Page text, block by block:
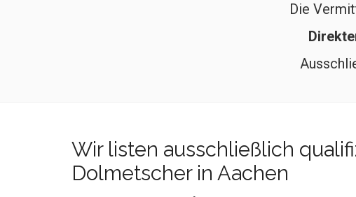
Die
Wir listen ausschließlich
Dolmetscher in Aachen